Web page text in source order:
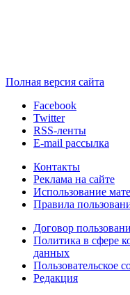
Полная версия сайта
Facebook
Twitter
RSS-ленты
E-mail рассылка
Контакты
Реклама на сайте
Использование
Правила
Договор
Политика в сфере
данных
Пользовательское
Редакция